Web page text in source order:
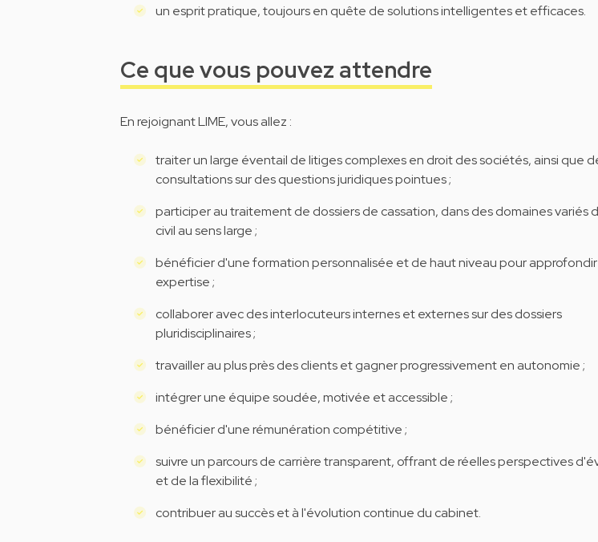
un esprit pratique, toujours en quête de solutions intelligentes et efficaces.
Ce que vous pouvez attendre
En rejoignant LIME, vous allez :
traiter un large éventail de litiges complexes en droit des sociétés, ainsi que
consultations sur des questions juridiques pointues ;
participer au traitement de dossiers de cassation, dans des domaines variés
civil au sens large ;
bénéficier d'une formation personnalisée et de haut niveau pour
expertise ;
collaborer avec des interlocuteurs internes et externes sur des dossiers
pluridisciplinaires ;
travailler au plus près des clients et gagner progressivement en autonomie ;
intégrer une équipe soudée, motivée et accessible ;
bénéficier d'une rémunération compétitive ;
suivre un parcours de carrière transparent, offrant de réelles perspectives
et de la flexibilité ;
contribuer au succès et à l'évolution continue du cabinet.